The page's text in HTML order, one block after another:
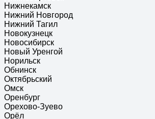
Нижнекамск
Нижний Новгород
Нижний Тагил
Новокузнецк
Новосибирск
Новый Уренгой
Норильск
Обнинск
Октябрьский
Омск
Оренбург
Орехово-Зуево
Орёл